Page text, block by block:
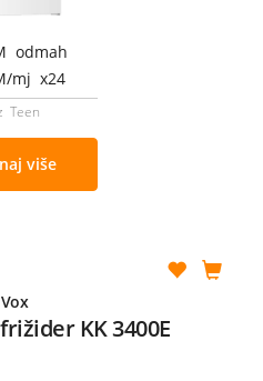
odmah
mj x24
Teen
više
Vox
KK 3400E